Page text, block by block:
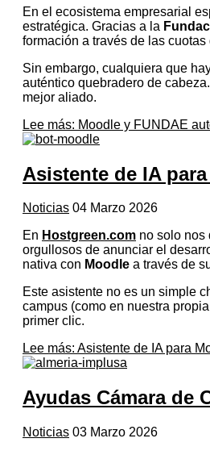
En el ecosistema empresarial
estratégica. Gracias a la
formación a través de las
Sin embargo, cualquiera que
auténtico quebradero de
mejor aliado.
Lee más: Moodle y FUNDAE
Asistente de IA
Noticias 04 Marzo 2026
En Hostgreen.com no solo nos
orgullosos de anunciar el
nativa con Moodle a través de
Este asistente no es un simple
campus (como en nuestra
primer clic.
Lee más: Asistente de IA para
Ayudas Cámara de
Noticias 03 Marzo 2026